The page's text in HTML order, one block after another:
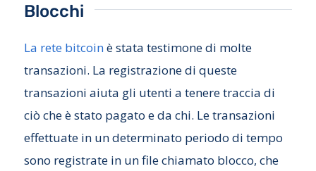
Blocchi
La rete bitcoinè stata testimone di molte
transazioni. La registrazione di queste
transazioni aiuta gli utenti a tenere traccia di
ciò che è stato pagato e da chi. Le transazioni
effettuate in un determinato periodo di tempo
sono registrate in un file chiamato blocco, che